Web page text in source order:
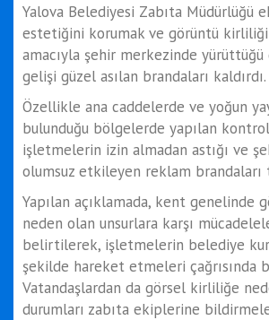
Yalova Belediyesi Zabıta Müdürlüğü
estetiğini korumak ve görüntü
amacıyla şehir merkezinde
gelişi güzel asılan brandaları kaldırdı.
Özellikle ana caddelerde ve yoğun
bulunduğu bölgelerde yapılan
işletmelerin izin almadan astığı ve
olumsuz etkileyen reklam
Yapılan açıklamada, kent genelinde
neden olan unsurlara karşı
belirtilerek, işletmelerin belediye
şekilde hareket etmeleri çağrısında
Vatandaşlardan da görsel kirliliğe
durumları zabıta ekiplerine